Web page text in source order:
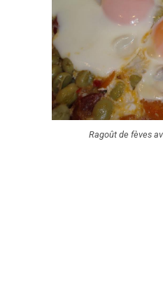
Ragoût de fèves